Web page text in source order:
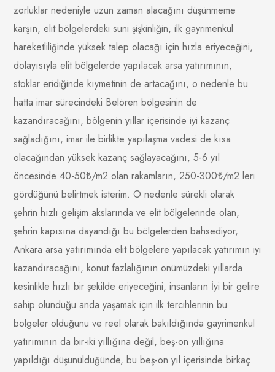
zorluklar nedeniyle uzun zaman alacağını düşünmeme
karşın, elit bölgelerdeki suni şişkinliğin, ilk gayrimenkul
hareketliliğinde yüksek talep olacağı için hızla eriyeceğini,
dolayısıyla elit bölgelerde yapılacak arsa yatırımının,
stoklar eridiğinde kıymetinin de artacağını, o nedenle bu
hatta imar sürecindeki Belören bölgesinin de
kazandıracağını, bölgenin yıllar içerisinde iyi kazanç
sağladığını, imar ile birlikte yapılaşma vadesi de kısa
olacağından yüksek kazanç sağlayacağını, 5-6 yıl
öncesinde 40-50₺/m2 olan rakamların, 250-300₺/m2 leri
gördüğünü belirtmek isterim. O nedenle sürekli olarak
şehrin hızlı gelişim akslarında ve elit bölgelerinde olan,
şehrin kapısına dayandığı bu bölgelerden bahsediyor,
Ankara arsa yatırımında elit bölgelere yapılacak yatırımın iyi
kazandıracağını, konut fazlalığının önümüzdeki yıllarda
kesinlikle hızlı bir şekilde eriyeceğini, insanların İyi bir gelire
sahip olunduğu anda yaşamak için ilk tercihlerinin bu
bölgeler olduğunu ve reel olarak bakıldığında gayrimenkul
yatırımının da bir-iki yıllığına değil, beş-on yıllığına
yapıldığı düşünüldüğünde, bu beş-on yıl içerisinde birkaç